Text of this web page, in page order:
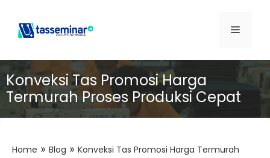
Konveksi Tas Promosi Harga
Termurah Proses Produksi Cepat
Home » Blog » Konveksi Tas Promosi Harga Termurah